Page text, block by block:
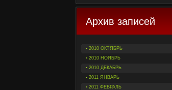
Архив записей
2010 ОКТЯБРЬ
2010 НОЯБРЬ
2010 ДЕКАБРЬ
2011 ЯНВАРЬ
2011 ФЕВРАЛЬ